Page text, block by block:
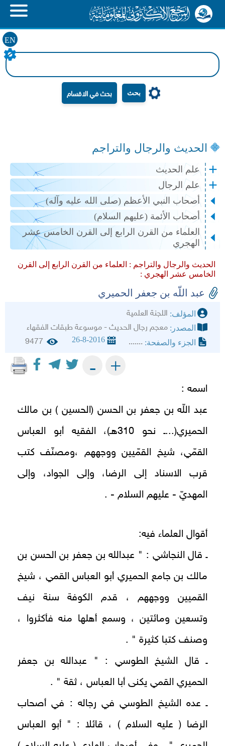
EN
بحث
الحديث والرجال والتراجم
علم الحديث
علم الرجال
أصحاب النبي الأعظم (صلى الله عليه وآله)
أصحاب الأئمة (عليهم السلام)
العلماء من القرن الرابع إلى القرن الخامس عشر
الهجري
الحديث والرجال والتراجم : العلماء من القرن الرابع إلى القرن
الخامس عشر الهجري :
عبد اللّه بن جعفر الحميري
المؤلف: اللجنة العلمية
المصدر: معجم رجال الحديث - موسوعة طبقات الفقهاء
الجزء والصفحة: .......
26-8-2016
9477
+
-
اسمه :
عبد اللّه بن جعفر بن الحسن (الحسين ) بن مالك
الحميري(...ـ نحو 310هـ)، الفقيه أبو العباس
القمّي، شيخ القمّيين ووجههم ،ومصنّف كتب
قرب الاسناد إلى الرضا، وإلى الجواد، وإلى
المهديّ - عليهم السلام - .
أقوال العلماء فيه:
ـ قال النجاشي : " عبدالله بن جعفر بن الحسن بن
مالك بن جامع الحميري أبو العباس القمي ، شيخ
القميين ووجههم ، قدم الكوفة سنة نيف
وتسعين ومائتين ، وسمع أهلها منه فأكثروا ،
وصنف كتبا كثيرة " .
ـ قال الشيخ الطوسي : " عبدالله بن جعفر
الحميري القمي يكنى أبا العباس ، ثقة " .
ـ عده الشيخ الطوسي في رجاله : في أصحاب
الرضا ( عليه السلام ) ، قائلا : " أبو العباس